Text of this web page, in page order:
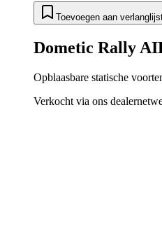
Toevoegen aan
Dometic Rally
Opblaasbare statische
Verkocht via ons